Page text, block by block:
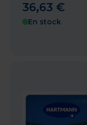
36,63 €
En stock